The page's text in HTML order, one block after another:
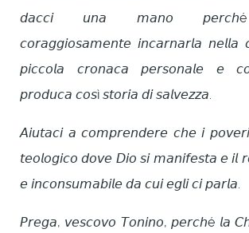
𝘥𝘢𝘤𝘤𝘪 𝘶𝘯𝘢 𝘮𝘢𝘯𝘰 𝘱𝘦𝘳𝘤𝘩é
𝘤𝘰𝘳𝘢𝘨𝘨𝘪𝘰𝘴𝘢𝘮𝘦𝘯𝘵𝘦 𝘪𝘯𝘤𝘢𝘳𝘯𝘢𝘳𝘭𝘢 𝘯𝘦𝘭𝘭𝘢
𝘱𝘪𝘤𝘤𝘰𝘭𝘢 𝘤𝘳𝘰𝘯𝘢𝘤𝘢 𝘱𝘦𝘳𝘴𝘰𝘯𝘢𝘭𝘦 𝘦
𝘱𝘳𝘰𝘥𝘶𝘤𝘢 𝘤𝘰𝘴ì 𝘴𝘵𝘰𝘳𝘪𝘢 𝘥𝘪 𝘴𝘢𝘭𝘷𝘦𝘻𝘻𝘢.
𝘈𝘪𝘶𝘵𝘢𝘤𝘪 𝘢 𝘤𝘰𝘮𝘱𝘳𝘦𝘯𝘥𝘦𝘳𝘦 𝘤𝘩𝘦 𝘪
𝘵𝘦𝘰𝘭𝘰𝘨𝘪𝘤𝘰 𝘥𝘰𝘷𝘦 𝘋𝘪𝘰 𝘴𝘪 𝘮𝘢𝘯𝘪𝘧𝘦𝘴𝘵𝘢 𝘦 𝘪𝘭
𝘦 𝘪𝘯𝘤𝘰𝘯𝘴𝘶𝘮𝘢𝘣𝘪𝘭𝘦 𝘥𝘢 𝘤𝘶𝘪 𝘦𝘨𝘭𝘪 𝘤𝘪 𝘱𝘢𝘳𝘭𝘢.
𝘗𝘳𝘦𝘨𝘢, 𝘷𝘦𝘴𝘤𝘰𝘷𝘰 𝘛𝘰𝘯𝘪𝘯𝘰, 𝘱𝘦𝘳𝘤𝘩é 𝘭𝘢